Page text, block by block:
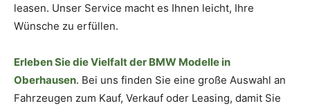
leasen. Unser Service macht es Ihnen leicht, Ihre
Wünsche zu erfüllen.
Erleben Sie die Vielfalt der BMW Modelle in
Oberhausen. Bei uns finden Sie eine große Auswahl an
Fahrzeugen zum Kauf, Verkauf oder Leasing, damit Sie